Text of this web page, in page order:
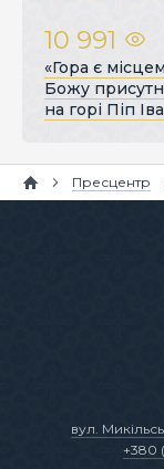
10 991
«Гора є
Божу
на горі Піп
Пресцентр
вул.
+380